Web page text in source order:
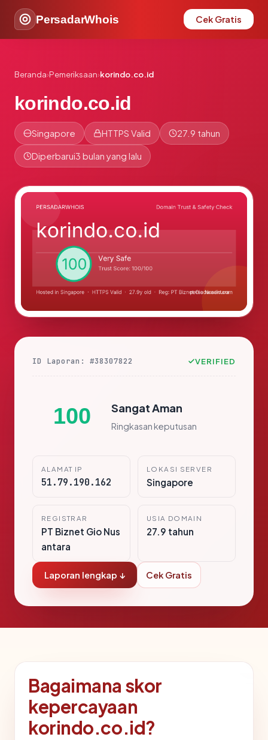
PersadarWhois Cek Gratis
Beranda›Pemeriksaan›korindo.co.id
korindo.co.id
Singapore HTTPS Valid 27.9 tahun
Diperbarui3 bulan yang lalu
ID Laporan: #38307822 VERIFIED
100 Sangat Aman
Ringkasan keputusan
ALAMAT IP
51.79.190.162
LOKASI SERVER
Singapore
REGISTRAR
PT Biznet Gio Nus
antara
USIA DOMAIN
27.9 tahun
Laporan lengkap ↓ Cek Gratis
Bagaimana skor
kepercayaan
korindo.co.id?